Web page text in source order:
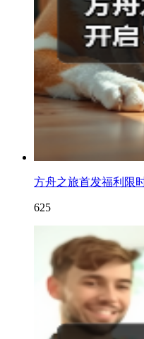
方舟之旅首发福利限
625